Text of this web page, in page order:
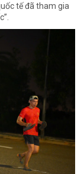
tế đã tham gia